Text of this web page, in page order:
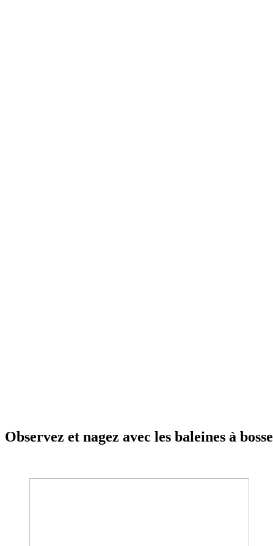
Observez et nagez avec les baleines à bosse